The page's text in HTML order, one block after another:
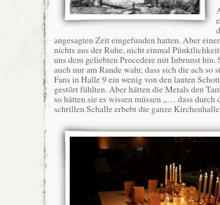
angesagten Zeit eingefunden hatten. Aber
nichts aus der Ruhe, nicht einmal
uns dem geliebten Procedere mit Inbrunst hin.
auch nur am Rande wahr, dass sich die ach so
Fans in Halle 9 ein wenig von den lauten
gestört fühlten. Aber hätten die Metals den
so hätten sie es wissen müssen „… dass durch
schrillen Schalle erbebt die ganze